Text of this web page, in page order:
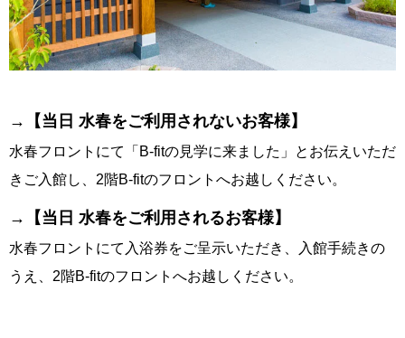
→【当日 水春をご利用されないお客様】
水春フロントにて「B-fitの見学に来ました」とお伝えいただ
きご入館し、2階B-fitのフロントへお越しください。
→【当日 水春をご利用されるお客様】
水春フロントにて入浴券をご呈示いただき、入館手続きの
うえ、2階B-fitのフロントへお越しください。